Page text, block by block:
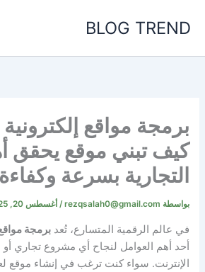
BLOG TREND
برمجة مواقع إلكترونية
كيف تبني موقع يحقق
التجارية بسرعة وكفاءة
بواسطة rezqsalah0@gmail.com
/ أغسطس 20, 2025
في عالم الرقمية المتسارع، تُعدبرمجة
أحد أهم العوامل لنجاح أي مشروع تجاري
الإنترنت. سواء كنت ترغب في إنشاء موقع